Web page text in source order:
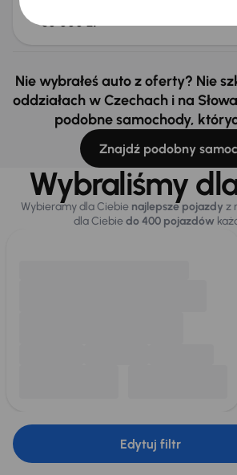
30 000 zł
Nie wybrałeś auto z oferty? Nie
oddziałach w Czechach i na
podobne samochody,
Znajdź podobny
Wybraliśmy
Wybieramy dla Ciebie najlepsze pojazdy z
dla Ciebiedo 400 pojazdów
Edytuj filtr